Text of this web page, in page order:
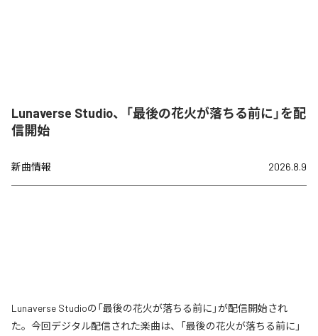
Lunaverse Studio、「最後の花火が落ちる前に」を配
信開始
新曲情報 2026.8.9
Lunaverse Studioの「最後の花火が落ちる前に」が配信開始され
た。今回デジタル配信された楽曲は、「最後の花火が落ちる前に」